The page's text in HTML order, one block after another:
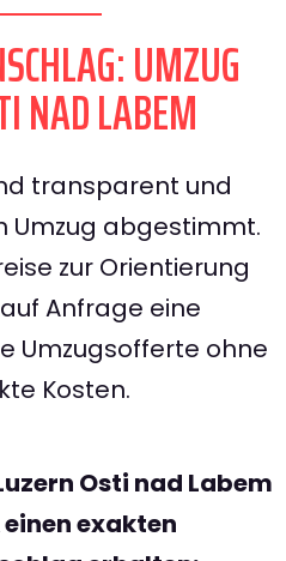
UMZUG
NAD LABEM
transparent und
Umzug abgestimmt.
zur Orientierung
Anfrage eine
Umzugsofferte ohne
Kosten.
Osti nad Labem
exakten